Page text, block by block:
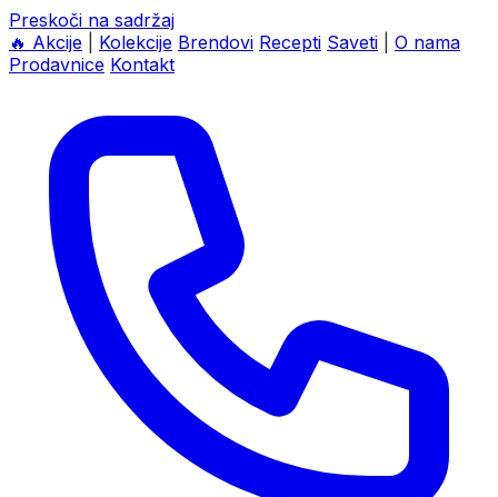
Preskoči na sadržaj
🔥 Akcije Kolekcije Brendovi Recepti Saveti
O nama
Prodavnice Kontakt